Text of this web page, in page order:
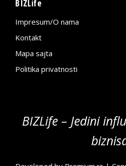
BIZLife
Impresum/O nama
Kontakt
Mapa sajta
Politika privatnosti
BIZLife – Jedini